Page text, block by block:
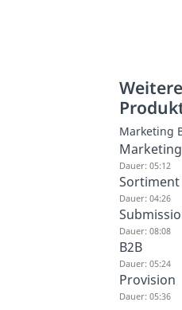
Marketing
Marketing
Dauer: 05:12
Sortiment
Dauer: 04:26
Dauer: 08:08
B2B
Dauer: 05:24
Provision
Dauer: 05:36